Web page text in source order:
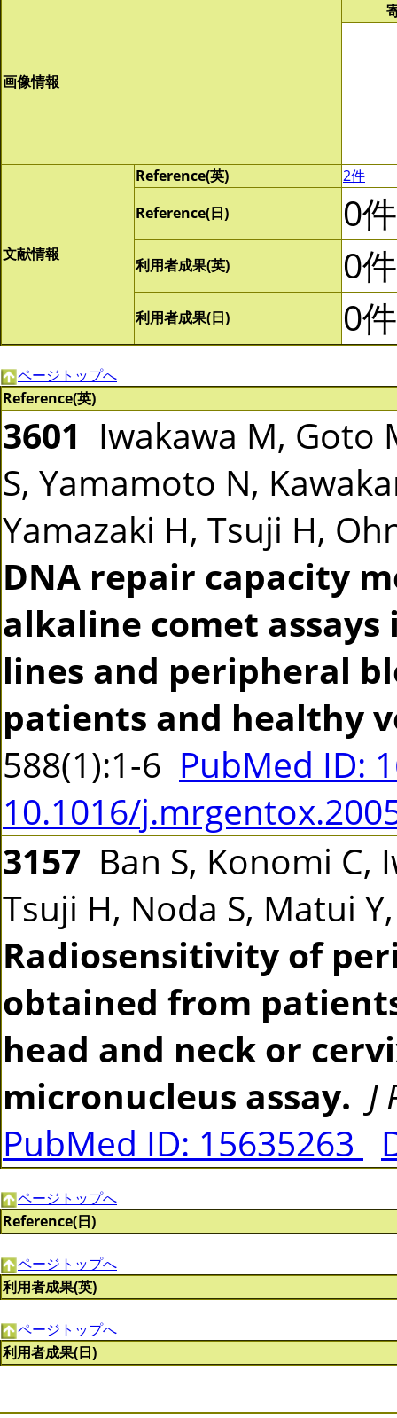
画像情報
文献情報
Reference(英)
2件
Reference(日)
0件
利用者成果(英) 0件
利用者成果(日) 0件
ページトップへ
Reference(英)
3601 Iwakawa M, Goto
S, Yamamoto N,
Yamazaki H, Tsuji H,
DNA repair capacity
alkaline comet
lines and peripheral
patients and healthy
588(1):1-6 PubMed ID:
10.1016/
3157 Ban S, Konomi C,
Tsuji H, Noda S, Matui
Radiosensitivity of
obtained from
head and neck or
micronucleus assay. J
PubMed ID: 15635263
ページトップへ
Reference(日)
ページトップへ
利用者成果(英)
ページトップへ
利用者成果(日)